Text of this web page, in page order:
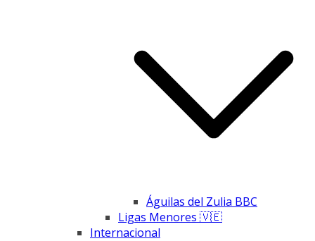
Águilas del Zulia BBC
Ligas Menores 🇻🇪
Internacional